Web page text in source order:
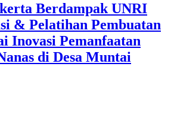
Berdampak UNRI
& Pelatihan Pembuatan
Inovasi Pemanfaatan
di Desa Muntai